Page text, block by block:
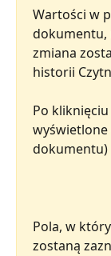
Wartości w
dokumentu,
zmiana
historii
Po
wyświetlone
dokumentu)
Pola, w
zostaną